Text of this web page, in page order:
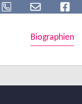
Biographien